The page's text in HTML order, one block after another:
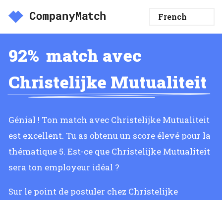
92% match avec
Christelijke Mutualiteit
Génial ! Ton match avec Christelijke Mutualiteit
est excellent. Tu as obtenu un score élevé pour la
thématique 5. Est-ce que Christelijke Mutualiteit
sera ton employeur idéal ?
Sur le point de postuler chez Christelijke